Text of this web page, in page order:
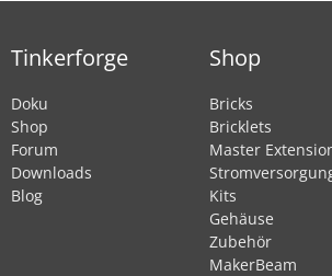
Tinkerforge
Doku
Shop
Forum
Downloads
Blog
Shop
Bricks
Bricklets
Master
Kits
Gehäuse
Zubehör
MakerBeam